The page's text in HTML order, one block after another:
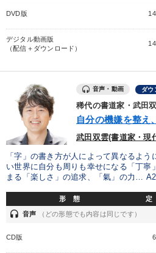
DVD版
デジタル動画版
（配信＋ダウンロード）
音声・動画 ダウ
稀代の書道家・武田
自分の機嫌を整え
武田双雲(書道家・現
「字」の書き方が人によって異なるよ
い世界に自分も周りも幸せになる「丁寧
まる「楽しさ」の追求、「氣」の力…
形 態 定
headset 音声 （どの形態でも内容は同じです）
CD版